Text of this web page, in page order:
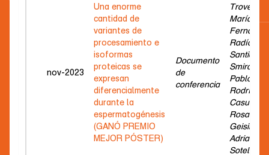
nov-2023
Una enorme
cantidad de
variantes de
procesamiento e
isoformas
proteicas se
expresan
diferencialmente
durante la
espermatogénesis
(GANÓ PREMIO
MEJOR PÓSTER)
Documento
de
conferencia
Trovero,
María
Fernanda;
Radío,
Santiago;
Smircich,
Pablo;
Rosana;
Geisinger,
Adriana;
Sotelo-